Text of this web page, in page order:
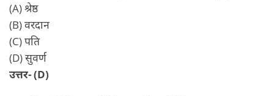
(A) श्रेष्ठ
(B) वरदान
(C) पति
(D) सुवर्ण
उत्तर- (D)